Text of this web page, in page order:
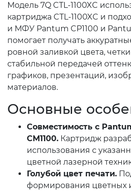
Модель 7Q CTL-1100XC
картриджа CTL-1100XC и
и МФУ Pantum CP1100 и
помогает получать
ровной заливкой цвета,
стабильной передачей
графиков, презентаций,
материалов.
Основные
Совместимость с
CM1100. Картридж
использования с
цветной лазерной
Голубой цвет печати.
формирования цветных